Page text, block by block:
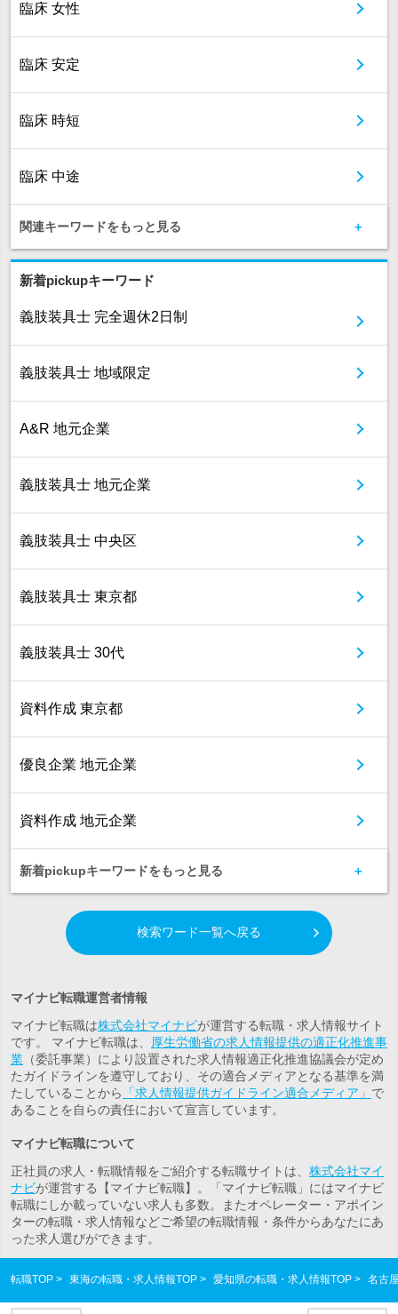
臨床 女性
臨床 安定
臨床 時短
臨床 中途
関連キーワードをもっと見る
新着pickupキーワード
義肢装具士 完全週休2日制
義肢装具士 地域限定
A&R 地元企業
義肢装具士 地元企業
義肢装具士 中央区
義肢装具士 東京都
義肢装具士 30代
資料作成 東京都
優良企業 地元企業
資料作成 地元企業
新着pickupキーワードをもっと見る
検索ワード一覧へ戻る
マイナビ転職運営者情報
マイナビ転職は株式会社マイナビが運営する転職・求人情報サイト
です。 マイナビ転職は、
厚生労働省の求人情報提供の適正化推進事
業 （委託事業）により設置された求人情報適正化推進協議会が定め
たガイドラインを遵守しており、その適合メディアとなる基準を満
たしていることから
「求人情報提供ガイドライン適合メディア」 で
あることを自らの責任において宣言しています。
マイナビ転職について
正社員の求人・転職情報をご紹介する転職サイトは、 株式会社マイ
ナビが運営する【マイナビ転職】。「マイナビ転職」にはマイナビ
転職にしか載っていない求人も多数。またオペレーター・アポイン
ターの転職・求人情報などご希望の転職情報・条件からあなたにあ
った求人選びができます。
転職TOP 東海の転職・求人情報TOP 愛知県の転職・求人情報TOP 名古